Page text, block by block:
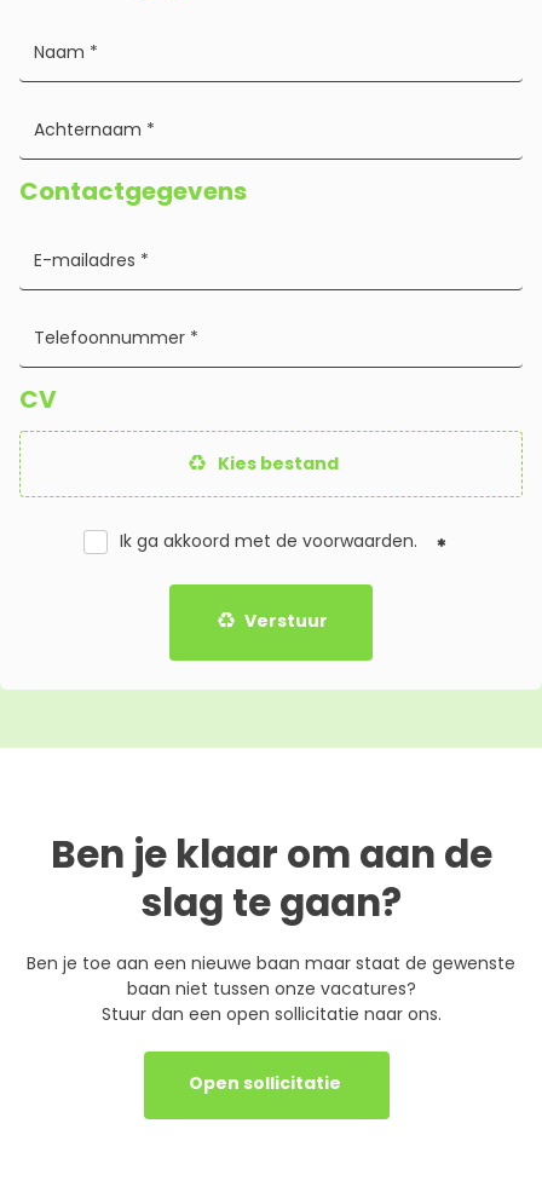
Contactgegevens
CV
Kies bestand
Ik ga akkoord met de voorwaarden.
Verstuur
Ben je klaar om aan de
slag te gaan?
Ben je toe aan een nieuwe baan maar staat de gewenste
baan niet tussen onze vacatures?
Stuur dan een open sollicitatie naar ons.
Open sollicitatie